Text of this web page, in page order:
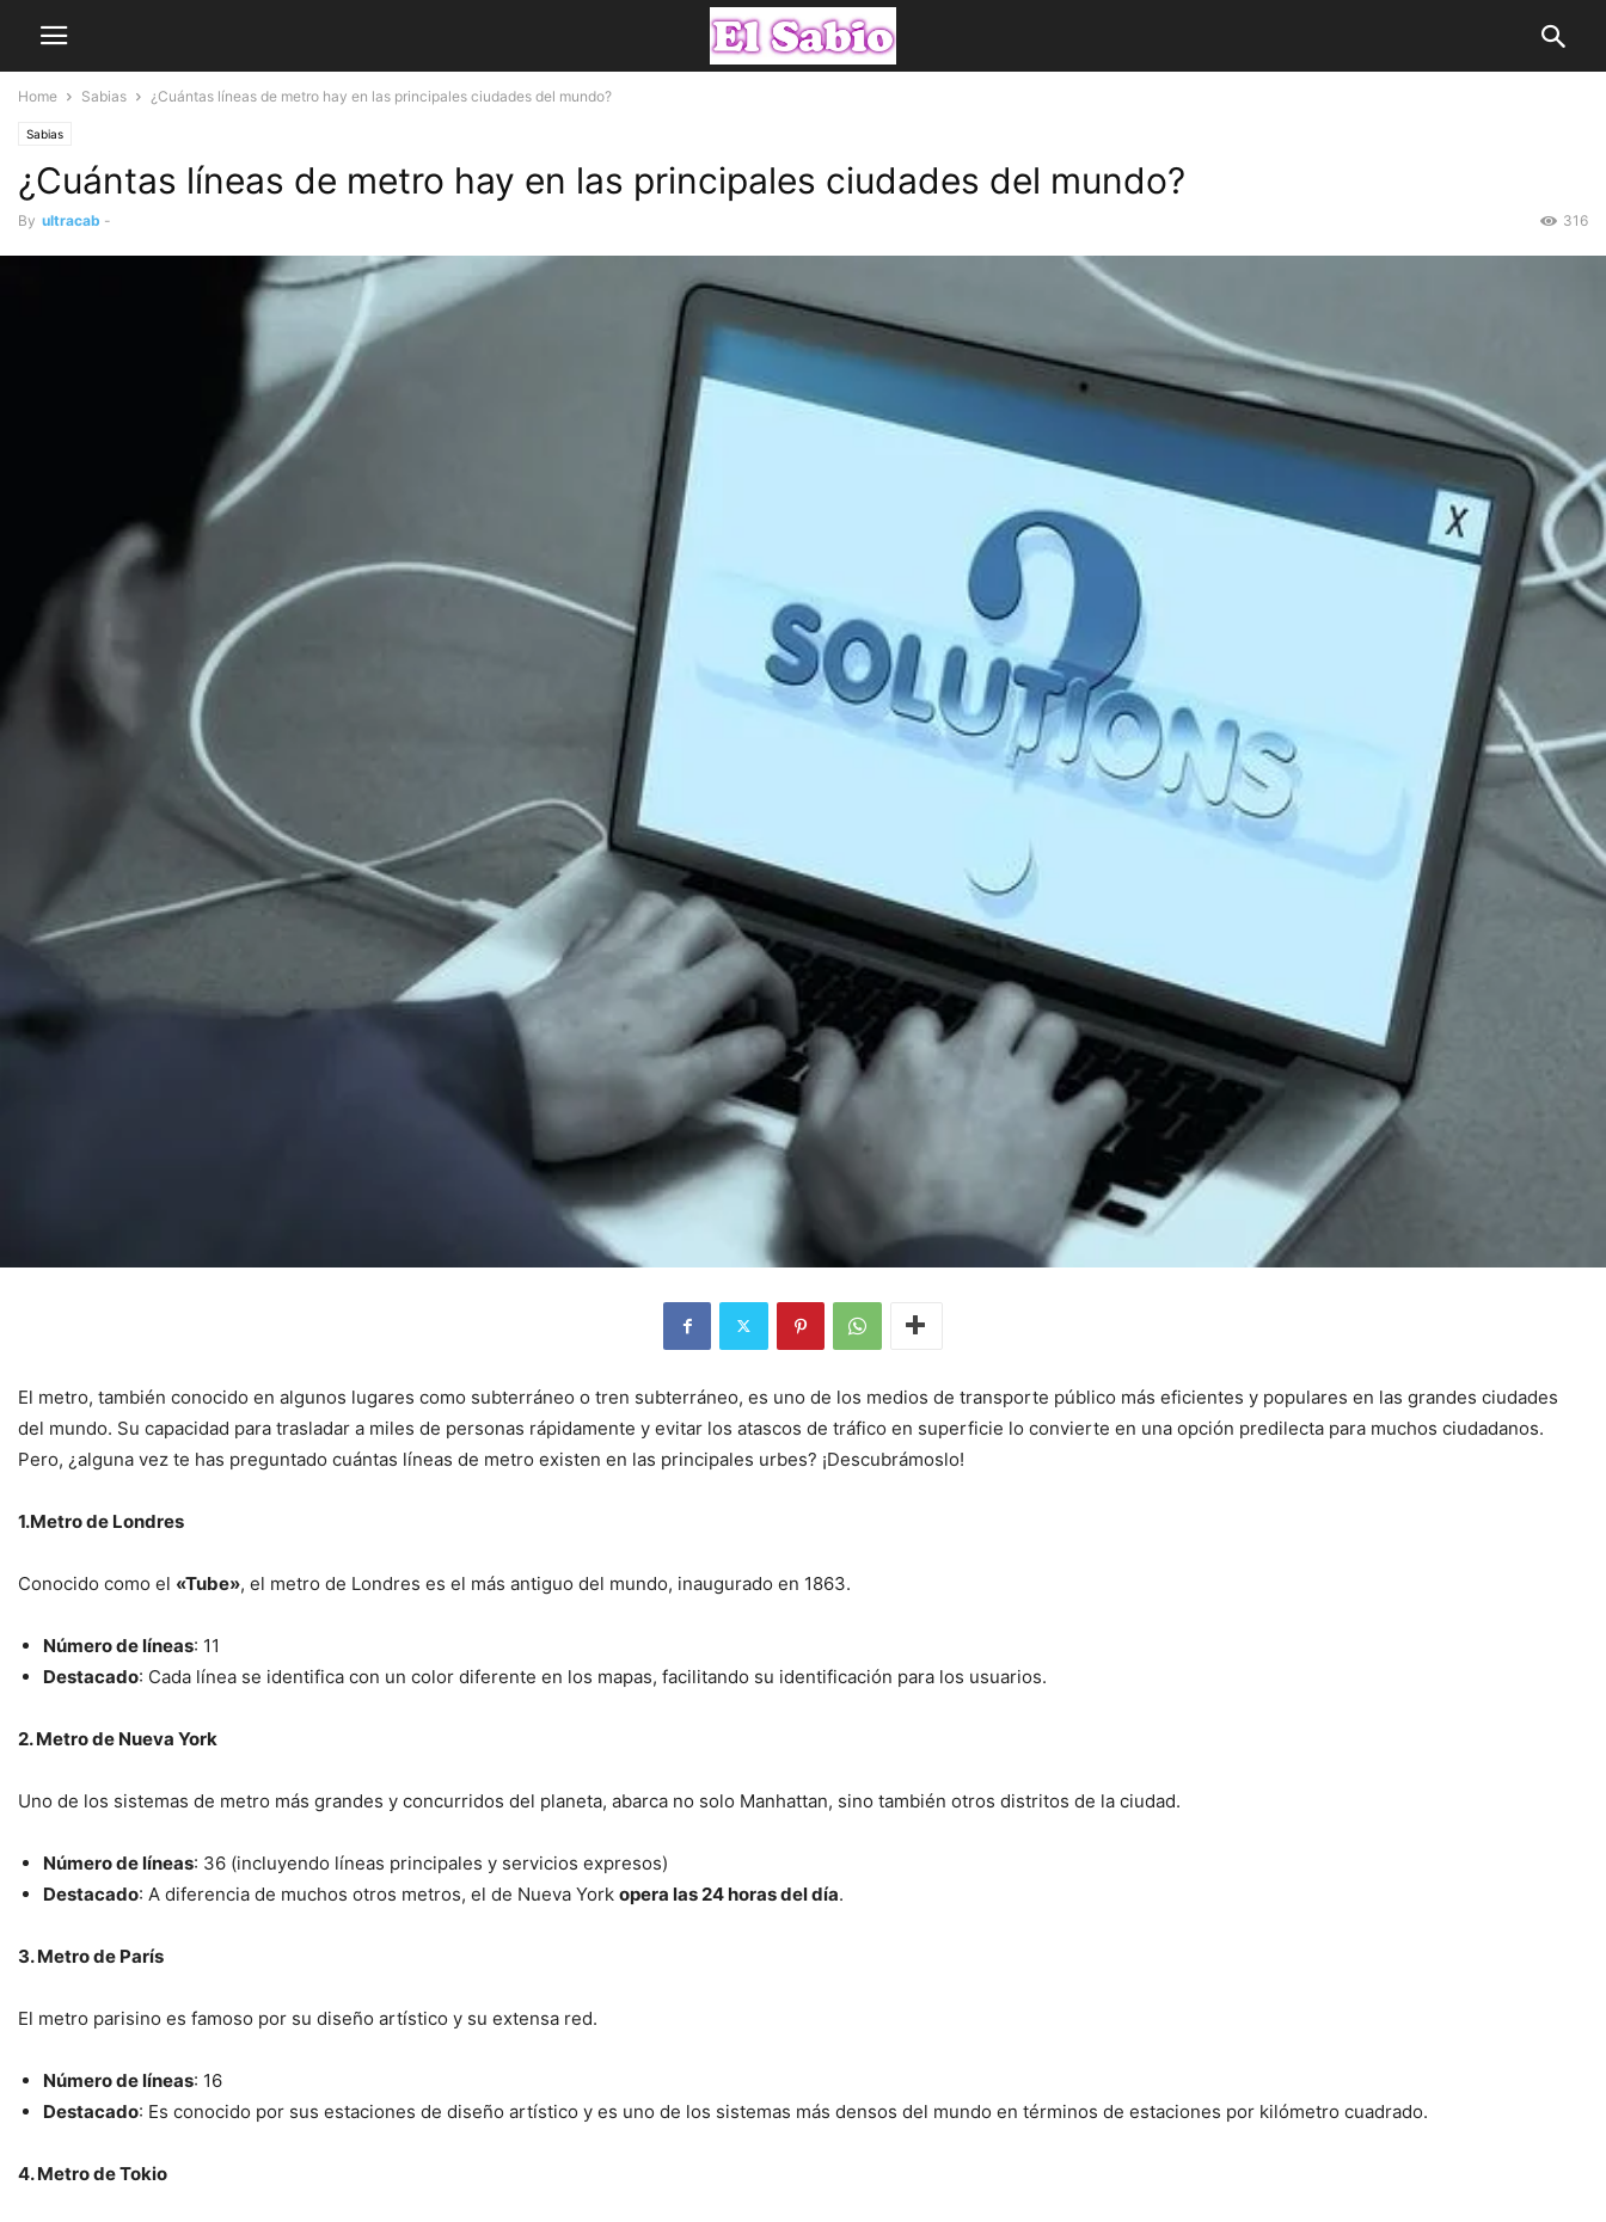
Home Sabias ¿Cuántas líneas de metro hay en las principales ciudades del mundo?
Sabias
¿Cuántas líneas de metro hay en las principales ciudades del mundo?
By ultracab - 316
El metro, también conocido en algunos lugares como subterráneo o tren subterráneo, es uno de los medios de transporte público más eficientes y populares en las grandes ciudades
del mundo. Su capacidad para trasladar a miles de personas rápidamente y evitar los atascos de tráfico en superficie lo convierte en una opción predilecta para muchos ciudadanos.
Pero, ¿alguna vez te has preguntado cuántas líneas de metro existen en las principales urbes? ¡Descubrámoslo!
1.Metro de Londres
Conocido como el «Tube», el metro de Londres es el más antiguo del mundo, inaugurado en 1863.
Número de líneas: 11
Destacado: Cada línea se identifica con un color diferente en los mapas, facilitando su identificación para los usuarios.
2. Metro de Nueva York
Uno de los sistemas de metro más grandes y concurridos del planeta, abarca no solo Manhattan, sino también otros distritos de la ciudad.
Número de líneas: 36 (incluyendo líneas principales y servicios expresos)
Destacado: A diferencia de muchos otros metros, el de Nueva York opera las 24 horas del día.
3. Metro de París
El metro parisino es famoso por su diseño artístico y su extensa red.
Número de líneas: 16
Destacado: Es conocido por sus estaciones de diseño artístico y es uno de los sistemas más densos del mundo en términos de estaciones por kilómetro cuadrado.
4. Metro de Tokio